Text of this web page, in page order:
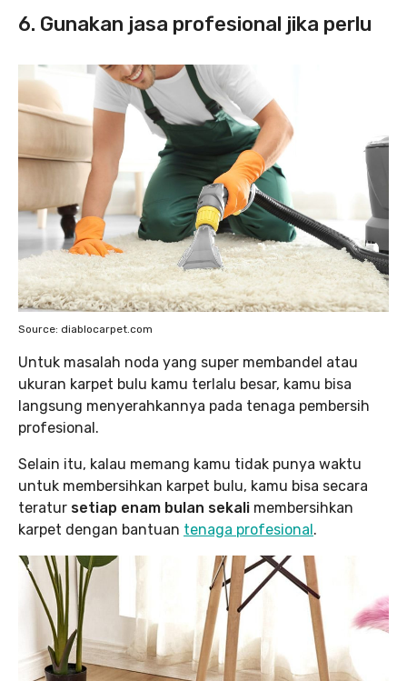
6. Gunakan jasa profesional jika perlu
Source: diablocarpet.com
Untuk masalah noda yang super membandel atau
ukuran karpet bulu kamu terlalu besar, kamu bisa
langsung menyerahkannya pada tenaga pembersih
profesional.
Selain itu, kalau memang kamu tidak punya waktu
untuk membersihkan karpet bulu, kamu bisa secara
teratur setiap enam bulan sekali membersihkan
karpet dengan bantuan tenaga profesional.